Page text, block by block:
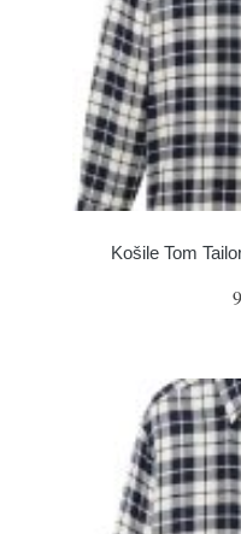
Košile Tom